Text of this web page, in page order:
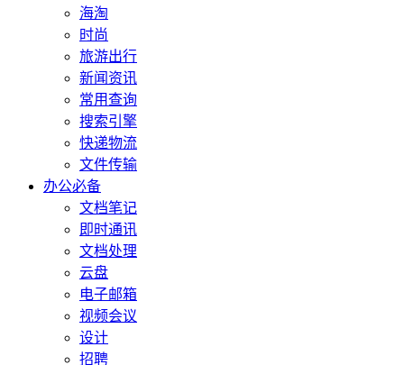
海淘
时尚
旅游出行
新闻资讯
常用查询
搜索引擎
快递物流
文件传输
办公必备
文档笔记
即时通讯
文档处理
云盘
电子邮箱
视频会议
设计
招聘